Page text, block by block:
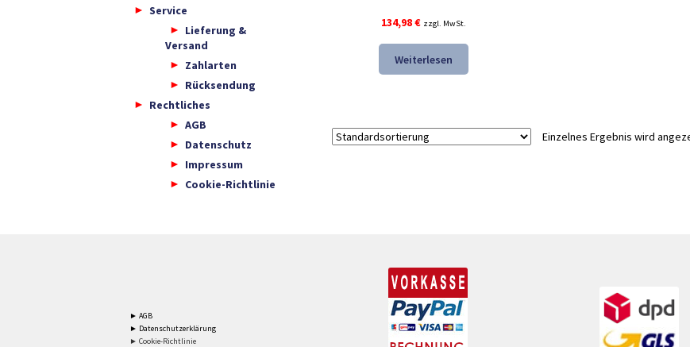
134,98€ zzgl. MwSt.
Weiterlesen
Einzelnes Ergebnis wird
Service
Lieferung &
Versand
Zahlarten
Rücksendung
Rechtliches
AGB
Datenschutz
Impressum
Cookie-Richtlinie
► AGB
► Datenschutzerklärung
► Cookie-Richtlinie